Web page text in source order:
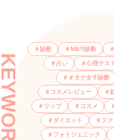
診断 MBTI診断
占い 心理テス
オタク女子診断
コスメレビュー
リップ コスメ
ダイエット フ
フォトジェニック